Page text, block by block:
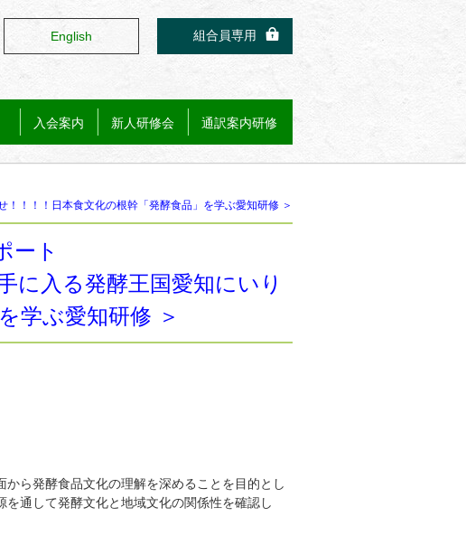
入会案内 新人研修会 通訳案内研修
English 組合員専用
！！！日本食文化の根幹「発酵食品」を学ぶ愛知研修 ＞
ート
に入る発酵王国愛知にいり
学ぶ愛知研修 ＞
ら発酵食品文化の理解を深めることを目的とし
通して発酵文化と地域文化の関係性を確認し